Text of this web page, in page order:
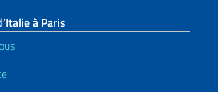
à Paris